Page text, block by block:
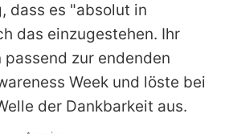
verwalten
dass es "absolut in
das einzugestehen. Ihr
zur endenden
Week und löste bei
der Dankbarkeit aus.